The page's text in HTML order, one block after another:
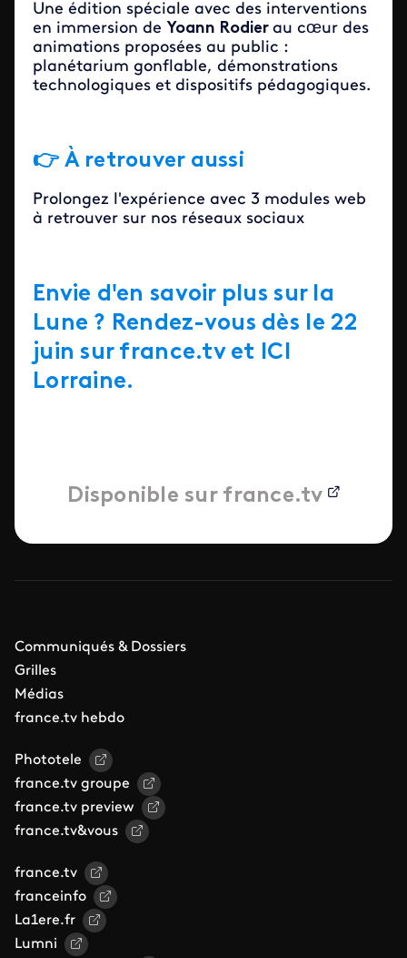
Une édition spéciale avec des interventions
en immersion de Yoann Rodier au cœur des
animations proposées au public :
planétarium gonflable, démonstrations
technologiques et dispositifs pédagogiques.
👉 À retrouver aussi
Prolongez l'expérience avec 3 modules web
à retrouver sur nos réseaux sociaux
Envie d'en savoir plus sur la
Lune ? Rendez-vous dès le 22
juin sur france.tv et ICI
Lorraine.
Disponible sur france.tv
Communiqués & Dossiers
Grilles
Médias
france.tv hebdo
Phototele
france.tv groupe
france.tv preview
france.tv&vous
france.tv
franceinfo
La1ere.fr
Lumni